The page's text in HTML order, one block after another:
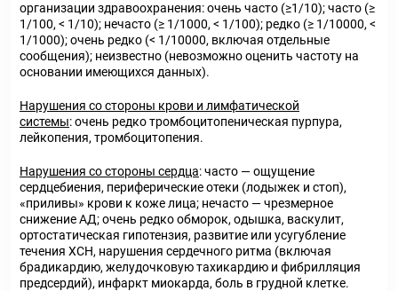
организации здравоохранения: очень часто (≥1/10); часто (≥
1/100, < 1/10); нечасто (≥ 1/1000, < 1/100); редко (≥ 1/10000, <
1/1000); очень редко (< 1/10000, включая отдельные
сообщения); неизвестно (невозможно оценить частоту на
основании имеющихся данных).
Нарушения со стороны крови и лимфатической
системы: очень редко тромбоцитопеническая пурпура,
лейкопения, тромбоцитопения.
Нарушения со стороны сердца: часто — ощущение
сердцебиения, периферические отеки (лодыжек и стоп),
«приливы» крови к коже лица; нечасто — чрезмерное
снижение АД; очень редко обморок, одышка, васкулит,
ортостатическая гипотензия, развитие или усугубление
течения ХСН, нарушения сердечного ритма (включая
брадикардию, желудочковую тахикардию и фибрилляция
предсердий), инфаркт миокарда, боль в грудной клетке.